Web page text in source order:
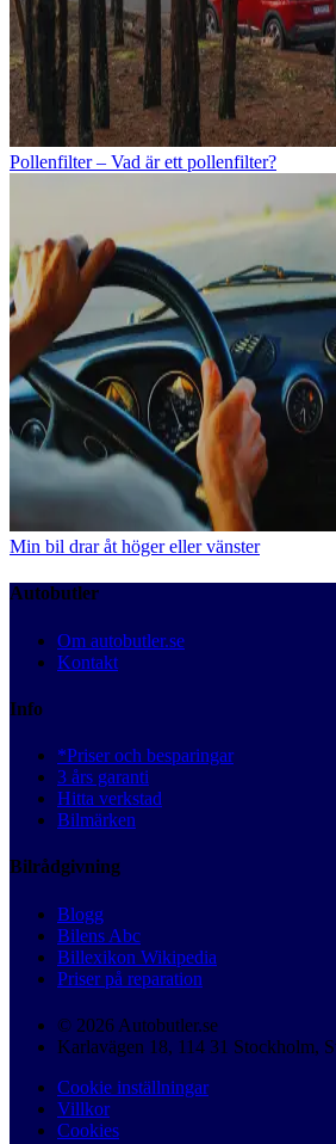
Pollenfilter – Vad är ett pollenfilter?
Min bil drar åt höger eller vänster
Autobutler
Om autobutler.se
Kontakt
Info
*Priser och besparingar
3 års garanti
Hitta verkstad
Bilmärken
Bilrådgivning
Blogg
Bilens Abc
Billexikon Wikipedia
Priser på reparation
© 2026 Autobutler.se
Karlavägen 18, 114 31 Stockholm,
Cookie inställningar
Villkor
Cookies